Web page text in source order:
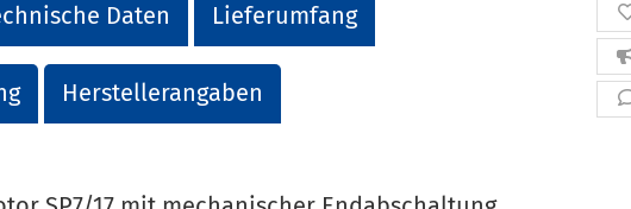
Daten Lieferumfang
Herstellerangaben